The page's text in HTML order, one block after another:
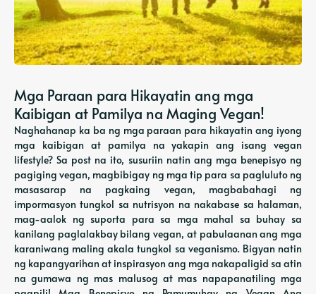
Mga Paraan para Hikayatin ang mga
Kaibigan at Pamilya na Maging Vegan!
Naghahanap ka ba ng mga paraan para hikayatin ang iyong
mga kaibigan at pamilya na yakapin ang isang vegan
lifestyle? Sa post na ito, susuriin natin ang mga benepisyo ng
pagiging vegan, magbibigay ng mga tip para sa pagluluto ng
masasarap na pagkaing vegan, magbabahagi ng
impormasyon tungkol sa nutrisyon na nakabase sa halaman,
mag-aalok ng suporta para sa mga mahal sa buhay sa
kanilang paglalakbay bilang vegan, at pabulaanan ang mga
karaniwang maling akala tungkol sa veganismo. Bigyan natin
ng kapangyarihan at inspirasyon ang mga nakapaligid sa atin
na gumawa ng mas malusog at mas napapanatiling mga